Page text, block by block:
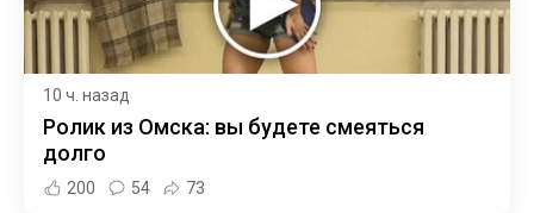
10 ч. назад
Ролик из Омска: вы будете смеяться
долго
200 54 73